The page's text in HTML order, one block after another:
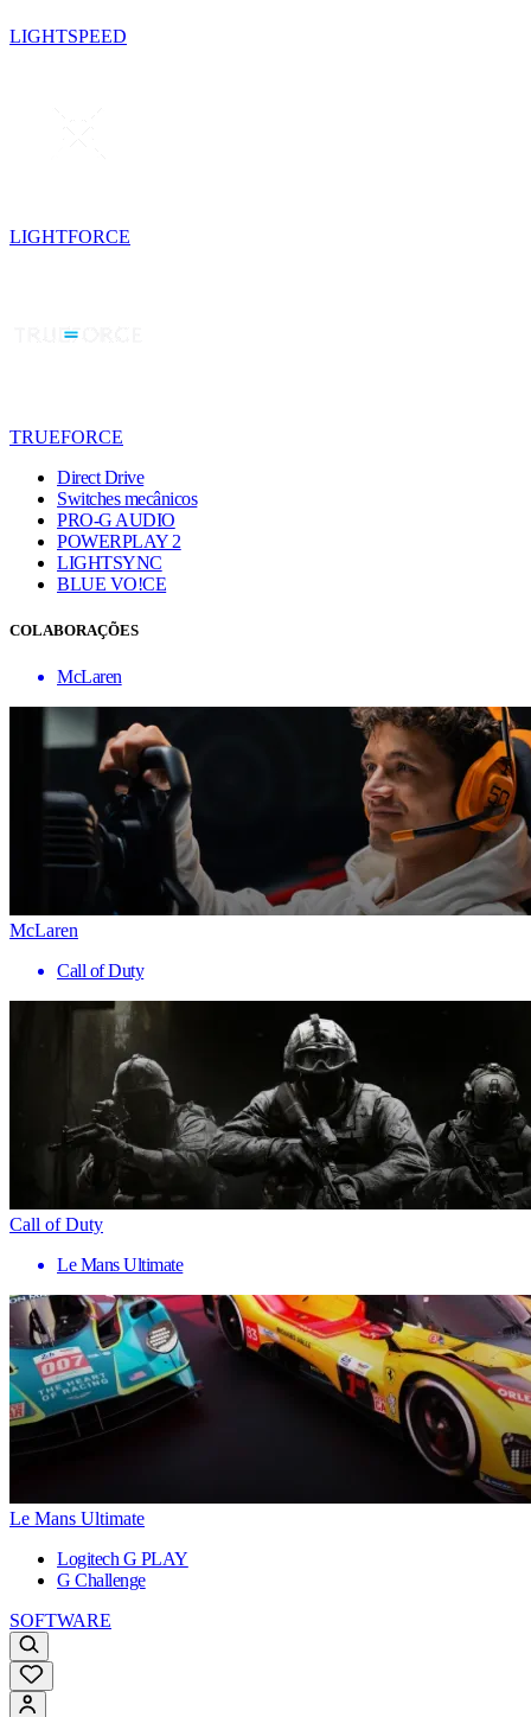
LIGHTSPEED
LIGHTFORCE
TRUEFORCE
Direct Drive
Switches mecânicos
PRO-G AUDIO
POWERPLAY 2
LIGHTSYNC
BLUE VO!CE
COLABORAÇÕES
McLaren
McLaren
Call of Duty
Call of Duty
Le Mans Ultimate
Le Mans Ultimate
Logitech G PLAY
G Challenge
SOFTWARE